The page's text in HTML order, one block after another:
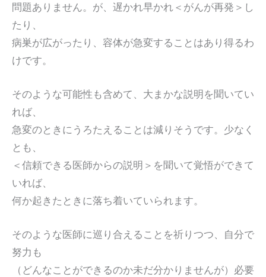
問題ありません。が、遅かれ早かれ＜がんが再発＞し
たり、
病巣が広がったり、容体が急変することはあり得るわ
けです。
そのような可能性も含めて、大まかな説明を聞いてい
れば、
急変のときにうろたえることは減りそうです。少なく
とも、
＜信頼できる医師からの説明＞を聞いて覚悟ができて
いれば、
何か起きたときに落ち着いていられます。
そのような医師に巡り合えることを祈りつつ、自分で
努力も
（どんなことができるのか未だ分かりませんが）必要